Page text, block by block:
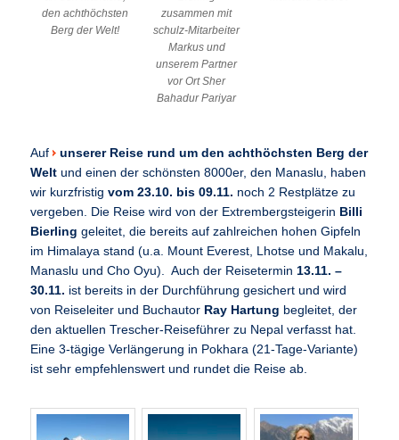
den achthöchsten
Berg der Welt!
zusammen mit
schulz-Mitarbeiter
Markus und
unserem Partner
vor Ort Sher
Bahadur Pariyar
Auf unserer Reise rund um den achthöchsten Berg der
Welt und einen der schönsten 8000er, den Manaslu, haben
wir kurzfristigvom 23.10. bis 09.11. noch 2 Restplätze zu
vergeben. Die Reise wird von der Extrembergsteigerin Billi
Bierling geleitet, die bereits auf zahlreichen hohen Gipfeln
im Himalaya stand (u.a. Mount Everest, Lhotse und Makalu,
Manaslu und Cho Oyu). Auch der Reisetermin13.11. –
30.11. ist bereits in der Durchführung gesichert und wird
von Reiseleiter und Buchautor Ray Hartung begleitet, der
den aktuellen Trescher-Reiseführer zu Nepal verfasst hat.
Eine 3-tägige Verlängerung in Pokhara (21-Tage-Variante)
ist sehr empfehlenswert und rundet die Reise ab.